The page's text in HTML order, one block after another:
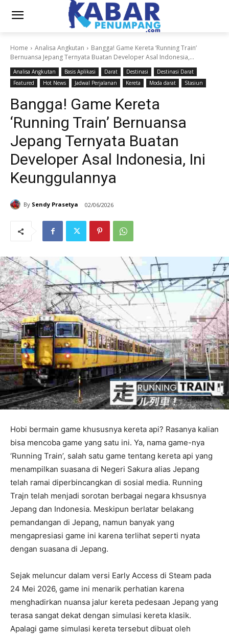
Home Analisa Angkutan
Bangga! Game Kereta ‘Running Train’
Bernuansa Jepang Ternyata Buatan Developer Asal Indonesia,...
Analisa Angkutan Basis Aplikasi Darat Destinasi
Destinasi Darat
Featured
Hot News Jadwal Perjalanan Kereta Moda darat Stasiun
Bangga! Game Kereta
‘Running Train’ Bernuansa
Jepang Ternyata Buatan
Developer Asal Indonesia, Ini
Keunggulannya
By Sendy Prasetya 02/06/2026
Hobi bermain game khususnya kereta api? Rasanya kalian
bisa mencoba game yang satu ini. Ya, nama game-nya
‘Running Train’, salah satu game tentang kereta api yang
menampilkan suasana di Negeri Sakura alias Jepang
telah ramai diperbincangkan di sosial media. Running
Trajn telah menjadi sorotan berbagai negara khsusnya
Jepang dan Indonesia. Meskipun berlatar belakang
pemandangan di Jepang, namun banyak yang
mengapresiasi game ini karena terlihat seperti nyata
dengan suasana di Jepang.
Sejak meluncur dalam versi Early Access di Steam pada
24 Mei 2026, game ini menarik perhatian karena
menghadirkan nuansa jalur kereta pedesaan Jepang yang
terasa sangat dekat dengan simulasi kereta klasik.
Apalagi game simulasi kereta tersebut dibuat oleh